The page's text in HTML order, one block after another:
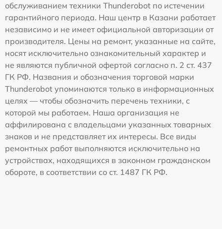
обслуживанием техники Thunderobot по истечении
гарантийного периода. Наш центр в Казани работает
независимо и не имеет официальной авторизации от
производителя. Цены на ремонт, указанные на сайте,
носят исключительно ознакомительный характер и
не являются публичной офертой согласно п. 2 ст. 437
ГК РФ. Названия и обозначения торговой марки
Thunderobot упоминаются только в информационных
целях — чтобы обозначить перечень техники, с
которой мы работаем. Наша организация не
аффилирована с владельцами указанных товарных
знаков и не представляет их интересы. Все виды
ремонтных работ выполняются исключительно на
устройствах, находящихся в законном гражданском
обороте, в соответствии со ст. 1487 ГК РФ.